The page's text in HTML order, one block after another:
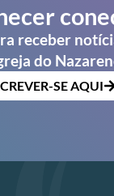
receber
do
SE AQUI